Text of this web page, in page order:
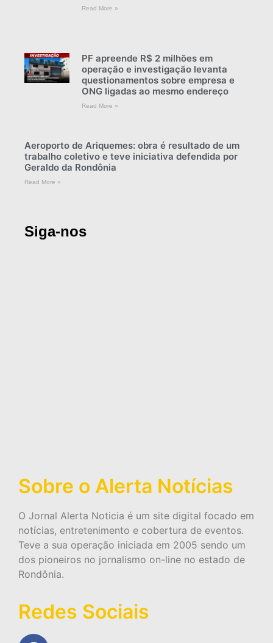
Read More »
PF apreende R$ 2 milhões em
operação e investigação levanta
questionamentos sobre empresa e
ONG ligadas ao mesmo endereço
Read More »
Aeroporto de Ariquemes: obra é resultado de um
trabalho coletivo e teve iniciativa defendida por
Geraldo da Rondônia
Read More »
Siga-nos
Sobre o Alerta Notícias
O Jornal Alerta Noticia é um site digital focado em
notícias, entretenimento e cobertura de eventos.
Teve a sua operação iniciada em 2005 sendo um
dos pioneiros no jornalismo on-line no estado de
Rondônia.
Redes Sociais